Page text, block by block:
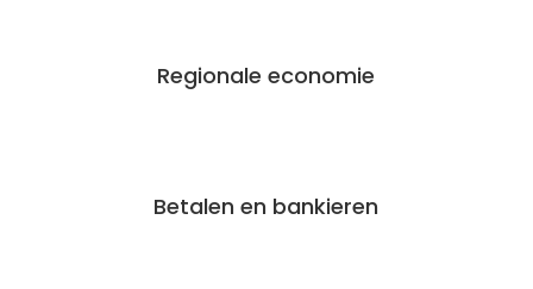
Regionale economie
Betalen en bankieren